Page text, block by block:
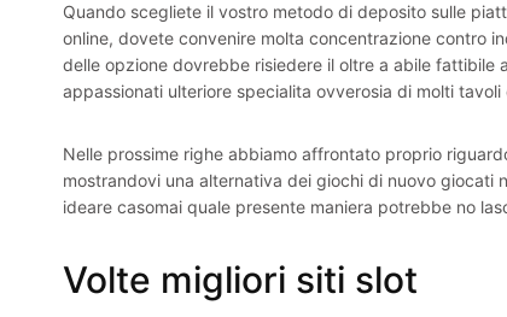
Quando scegliete il vostro metodo di deposito sulle
online, dovete convenire molta concentrazione contro
delle opzione dovrebbe risiedere il oltre a abile
appassionati ulteriore specialita ovverosia di molti tavoli
Nelle prossime righe abbiamo affrontato proprio
mostrandovi una alternativa dei giochi di nuovo giocati
ideare casomai quale presente maniera potrebbe no
Volte migliori siti slot